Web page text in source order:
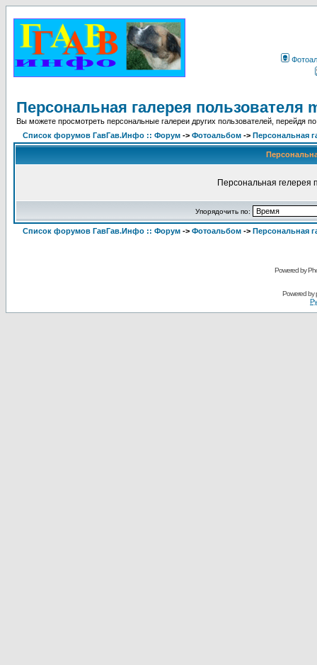
Персональная галерея пользователя
Вы можете просмотреть персональные галереи других пользователей, перейдя
Список форумов ГавГав.Инфо :: Форум -> Фотоальбом -> Персональная
Персональная гелерея
Упорядочить по:
Список форумов ГавГав.Инфо :: Форум -> Фотоальбом -> Персональная
Powered by
Powered by